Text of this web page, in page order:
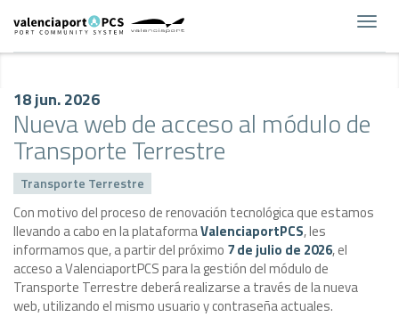
18 jun. 2026
Nueva web de acceso al módulo de
Transporte Terrestre
Transporte Terrestre
Con motivo del proceso de renovación tecnológica que estamos
llevando a cabo en la plataformaValenciaportPCS, les
informamos que, a partir del próximo 7 de julio de 2026, el
acceso a ValenciaportPCS para la gestión del módulo de
Transporte Terrestre deberá realizarse a través de la nueva
web, utilizando el mismo usuario y contraseña actuales.